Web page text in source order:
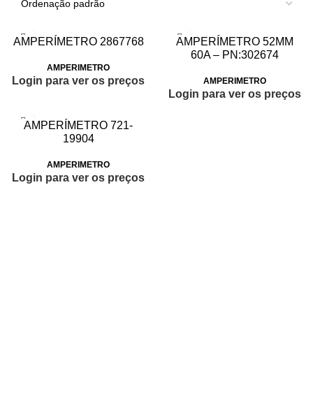
AMPERÍMETRO 2867768
AMPERIMETRO
Login para ver os preços
AMPERÍMETRO 52MM
60A – PN:302674
AMPERIMETRO
Login para ver os preços
AMPERÍMETRO 721-
19904
AMPERIMETRO
Login para ver os preços